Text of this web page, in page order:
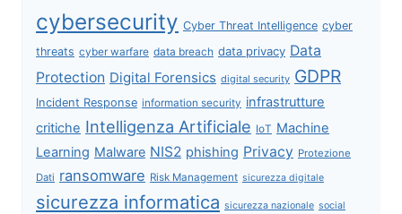
cybersecurity Cyber Threat Intelligence cyber
threats cyber warfare data breach data privacy Data
Protection Digital Forensics digital security GDPR
Incident Response information security infrastrutture
critiche Intelligenza Artificiale IoT Machine
Learning Malware NIS2 phishing Privacy Protezione
Dati ransomware Risk Management sicurezza digitale
sicurezza informatica sicurezza nazionale social